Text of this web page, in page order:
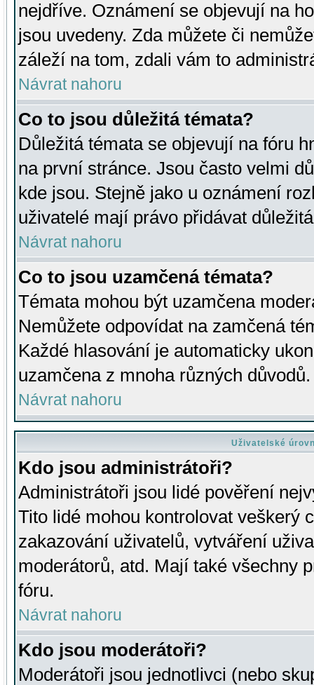
nejdříve. Oznámení se objevují na
jsou uvedeny. Zda můžete či
záleží na tom, zdali vám to
Návrat nahoru
Co to jsou důležitá témata?
Důležitá témata se objevují na fóru
na první stránce. Jsou často velmi
kde jsou. Stejně jako u oznámení
uživatelé mají právo přidávat
Návrat nahoru
Co to jsou uzamčená témata?
Témata mohou být uzamčena
Nemůžete odpovídat na zamčená
Každé hlasování je automaticky
uzamčena z mnoha různých důvodů.
Návrat nahoru
Uživatelské
Kdo jsou administrátoři?
Administrátoři jsou lidé pověření
Tito lidé mohou kontrolovat veškerý
zakazování uživatelů, vytváření
moderátorů, atd. Mají také všechny
fóru.
Návrat nahoru
Kdo jsou moderátoři?
Moderátoři jsou jednotlivci (nebo